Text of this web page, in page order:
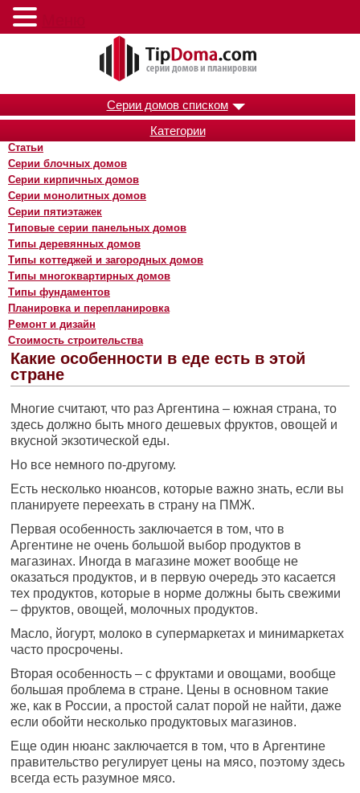
Серии домов списком
Категории
Статьи
Серии блочных домов
Серии кирпичных домов
Серии монолитных домов
Серии пятиэтажек
Типовые серии панельных домов
Типы деревянных домов
Типы коттеджей и загородных домов
Типы многоквартирных домов
Типы фундаментов
Планировка и перепланировка
Ремонт и дизайн
Стоимость строительства
Какие особенности в еде есть в этой
стране
Многие считают, что раз Аргентина – южная страна, то
здесь должно быть много дешевых фруктов, овощей и
вкусной экзотической еды.
Но все немного по-другому.
Есть несколько нюансов, которые важно знать, если вы
планируете переехать в страну на ПМЖ.
Первая особенность заключается в том, что в
Аргентине не очень большой выбор продуктов в
магазинах. Иногда в магазине может вообще не
оказаться продуктов, и в первую очередь это касается
тех продуктов, которые в норме должны быть свежими
– фруктов, овощей, молочных продуктов.
Масло, йогурт, молоко в супермаркетах и ​​минимаркетах
часто просрочены.
Вторая особенность – с фруктами и овощами, вообще
большая проблема в стране. Цены в основном такие
же, как в России, а простой салат порой не найти, даже
если обойти несколько продуктовых магазинов.
Еще один нюанс заключается в том, что в Аргентине
правительство регулирует цены на мясо, поэтому здесь
всегда есть разумное мясо.